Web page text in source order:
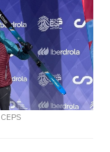
CEPS